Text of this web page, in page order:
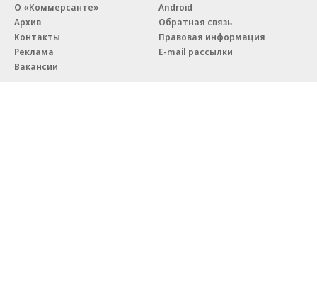
О «Коммерсанте»
Архив
Контакты
Реклама
Вакансии
Android
Обратная связь
Правовая информация
E-mail рассылки